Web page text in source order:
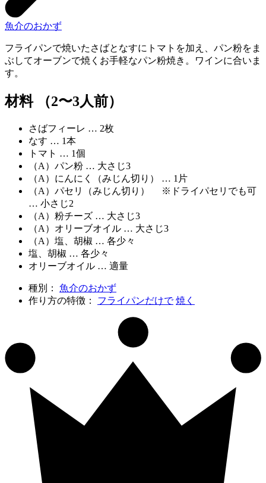
魚介のおかず
フライパンで焼いたさばとなすにトマトを加え、パン粉をま
ぶしてオーブンで焼くお手軽なパン粉焼き。ワインに合いま
す。
材料 （2〜3人前）
さばフィーレ … 2枚
なす … 1本
トマト … 1個
（A）パン粉 … 大さじ3
（A）にんにく（みじん切り） … 1片
（A）パセリ（みじん切り） ※ドライパセリでも可
… 小さじ2
（A）粉チーズ … 大さじ3
（A）オリーブオイル … 大さじ3
（A）塩、胡椒 … 各少々
塩、胡椒 … 各少々
オリーブオイル … 適量
種別： 魚介のおかず
作り方の特徴： フライパンだけで 焼く